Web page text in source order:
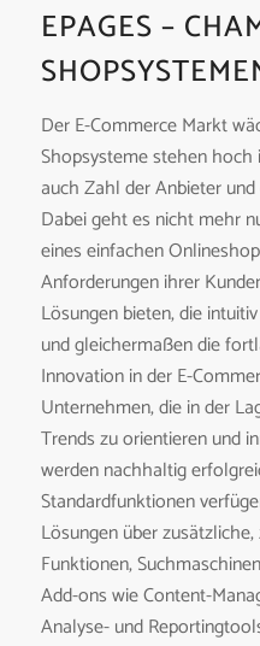
EPAGES –
Der E-Commerce Markt
Shopsysteme stehen
auch Zahl der Anbieter
Dabei geht es nicht mehr
eines einfachen
Anforderungen ihrer
Lösungen bieten, die
und gleichermaßen die
Innovation in der E-
Unternehmen, die in der
Trends zu orientieren und
werden nachhaltig
Standardfunktionen
Lösungen über
Funktionen,
Add-ons wie Content-
Analyse- und